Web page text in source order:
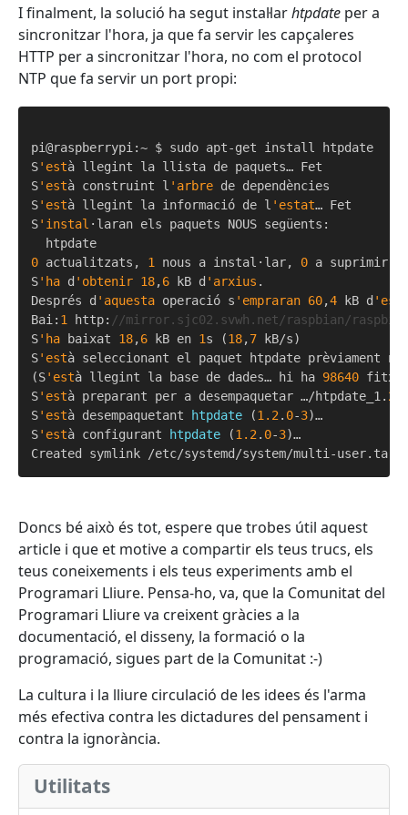
I finalment, la solució ha segut instal·larhtpdate per a
sincronitzar l'hora, ja que fa servir les capçaleres
HTTP per a sincronitzar l'hora, no com el protocol
NTP que fa servir un port propi:
pi@raspberrypi:~ $ sudo apt-get install htpdate
S'està llegint la llista de paquets… Fet
S'està construint l 'arbre de dependències
S'està llegint la informació de l 'estat… Fet
S'instal ·laran els paquets NOUS següents:
0 actualitzats, 1 nous a instal·lar, 0 a suprimir
S'ha d 'obtenir 18,6 kB d 'arxius .
Després d 'aquesta operació s 'empraran 60,4 kB d
Bai: 1 http: //mirror.sjc02.svwh.net/raspbian/
S'ha baixat 18,6 kB en 1s (18,7 kB/s)
S'està seleccionant el paquet htpdate prèviament
(S'està llegint la base de dades… hi ha 98640
S'està preparant per a desempaquetar …/htpdate_1.
S'està desempaquetant htpdate (1.2 . 0-3)…
S'està configurant htpdate (1.2 . 0-3)…
Doncs bé això és tot, espere que trobes útil aquest
article i que et motive a compartir els teus trucs, els
teus coneixements i els teus experiments amb el
Programari Lliure. Pensa-ho, va, que la Comunitat del
Programari Lliure va creixent gràcies a la
documentació, el disseny, la formació o la
programació, sigues part de la Comunitat :-)
La cultura i la lliure circulació de les idees és l'arma
més efectiva contra les dictadures del pensament i
contra la ignorància.
Utilitats